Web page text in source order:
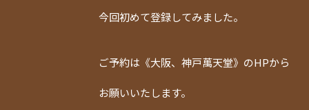
今回初めて登録してみました。
ご予約は《大阪、神戸萬天堂》のHPから
お願いいたします。